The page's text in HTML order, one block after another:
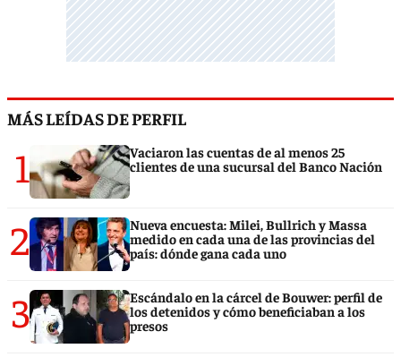
MÁS LEÍDAS DE PERFIL
1
Vaciaron las cuentas de al menos 25
clientes de una sucursal del Banco Nación
2
Nueva encuesta: Milei, Bullrich y Massa
medido en cada una de las provincias del
país: dónde gana cada uno
3
Escándalo en la cárcel de Bouwer: perfil de
los detenidos y cómo beneficiaban a los
presos